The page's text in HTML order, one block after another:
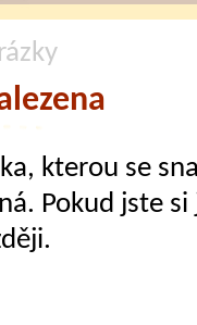
kterou se
Pokud jste